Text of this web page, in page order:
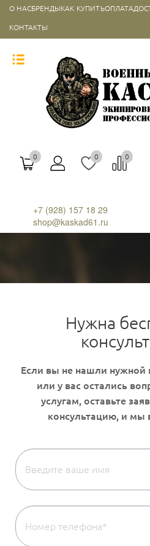
О НАСБРЕНДЫКАК КУПИТЬОПЛАТА
КОНТАКТЫ
0 0 0
+7 (928) 157 18 29
shop@kaskad61.ru
Нужна